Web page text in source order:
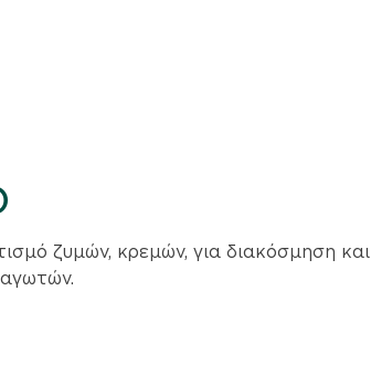
ζυμών, κρεμών, για διακόσμηση και